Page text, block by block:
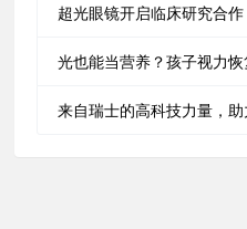
超光眼镜开启临床研究合作
光也能当营养？孩子视力
来自瑞士的高科技力量，